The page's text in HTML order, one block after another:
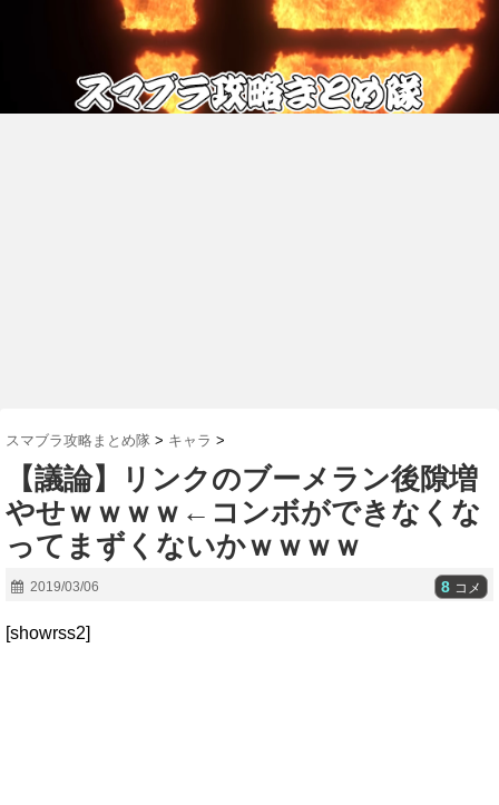
スマブラ攻略まとめ隊 > キャラ >
【議論】リンクのブーメラン後隙増
やせｗｗｗｗ←コンボができなくな
ってまずくないかｗｗｗｗ
2019/03/06 8 コメ
[showrss2]